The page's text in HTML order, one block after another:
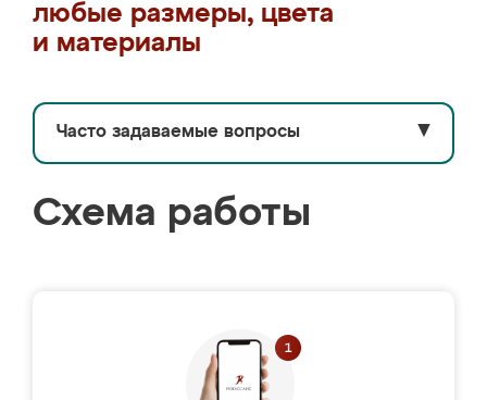
любые размеры, цвета
и материалы
Часто задаваемые вопросы ▼
Схема работы